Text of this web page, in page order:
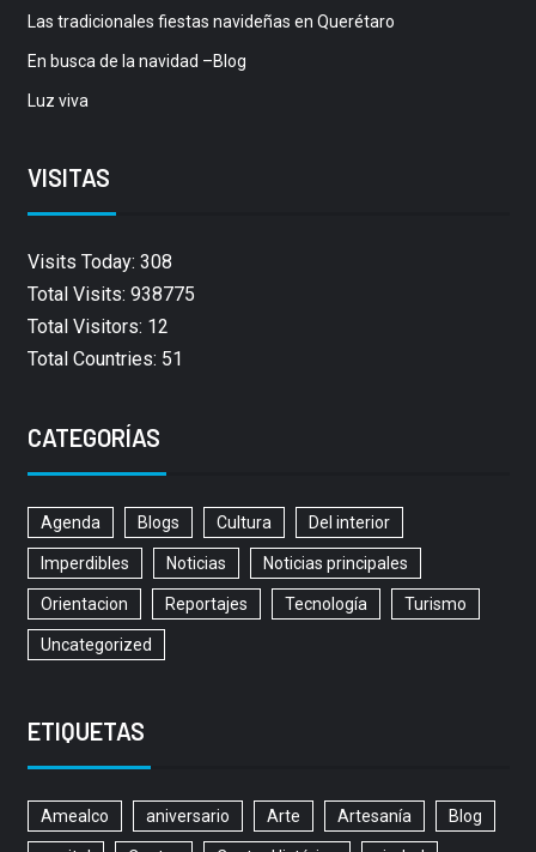
Las tradicionales fiestas navideñas en Querétaro
En busca de la navidad –Blog
Luz viva
VISITAS
Visits Today: 308
Total Visits: 938775
Total Visitors: 12
Total Countries: 51
CATEGORÍAS
Agenda Blogs Cultura Del interior
Imperdibles Noticias Noticias principales
Orientacion Reportajes Tecnología Turismo
Uncategorized
ETIQUETAS
Amealco aniversario Arte Artesanía Blog